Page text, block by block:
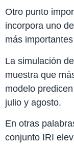
Otro punto
incorpora uno
más
La simulación
muestra que
modelo
julio y agosto.
En otras
conjunto IRI